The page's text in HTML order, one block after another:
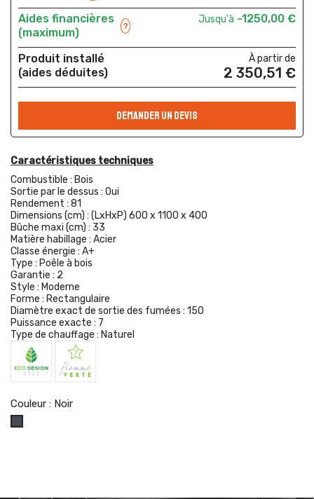
Aides financières
(maximum)
?
Jusqu'à -1250,00 €
Produit installé
(aides déduites)
À partir de
2 350,51 €
DEMANDER UN DEVIS
Caractéristiques techniques
Combustible : Bois
Sortie par le dessus : Oui
Rendement : 81
Dimensions (cm) : (LxHxP) 600 x 1100 x 400
Bûche maxi (cm) : 33
Matière habillage : Acier
Classe énergie : A+
Type : Poêle à bois
Garantie : 2
Style : Moderne
Forme : Rectangulaire
Diamètre exact de sortie des fumées : 150
Puissance exacte : 7
Type de chauffage : Naturel
Couleur : Noir